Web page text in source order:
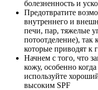
болезненность и
Предотвратите
внутреннего и
печи, пар, тяжелые
потоотделение), так
которые приводят к
Начнем с того, что
кожу, особенно
используйте
высоким SPF